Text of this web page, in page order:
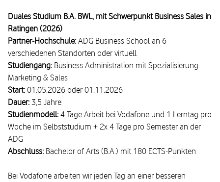
Duales Studium B.A. BWL, mit Schwerpunkt Business Sales in
Ratingen (2026)
Partner-Hochschule: ADG Business School an 6
verschiedenen Standorten oder virtuell
Studiengang: Business Administration mit Spezialisierung
Marketing & Sales
Start: 01.05.2026 oder 01.11.2026
Dauer: 3,5 Jahre
Studienmodell: 4 Tage Arbeit bei Vodafone und 1 Lerntag pro
Woche im Selbststudium + 2x 4 Tage pro Semester an der
ADG
Abschluss: Bachelor of Arts (B.A.) mit 180 ECTS-Punkten
Bei Vodafone arbeiten wir jeden Tag an einer besseren